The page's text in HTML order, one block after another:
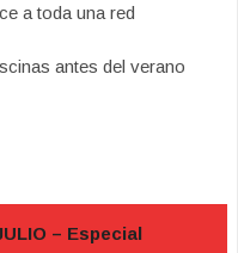
a toda una red
antes del verano